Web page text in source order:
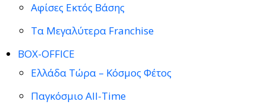
Αφίσες Εκτός Βάσης
Τα Μεγαλύτερα Franchise
BOX-OFFICE
Ελλάδα Τώρα – Κόσμος Φέτος
Παγκόσμιο All-Time